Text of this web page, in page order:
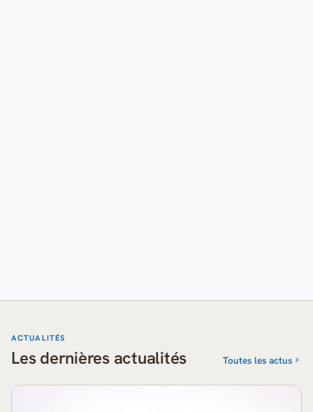
ACTUALITÉS
Les dernières actualités Toutes les actus